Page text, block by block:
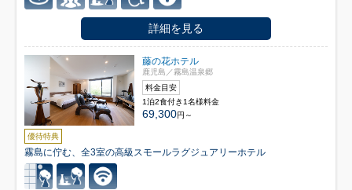
詳細を見る
優待特典
藤の花ホテル
鹿児島／霧島温泉郷
料金目安
1泊2食付き1名様料金
69,300円～
霧島に佇む、全3室の高級スモールラグジュアリーホテル